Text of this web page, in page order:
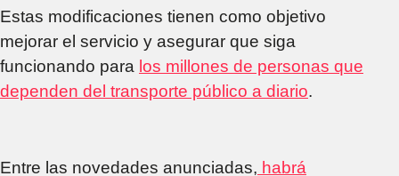
terciarios
Estas modificaciones tienen como objetivo
mejorar el servicio y asegurar que siga
funcionando para los millones de personas que
dependen del transporte público a diario.
Entre las novedades anunciadas, habrá